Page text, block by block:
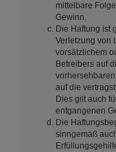
mittelbare
Gewinn.
Die Haftung ist
Verletzung von
vorsätzlichem
Betreibers auf
auf die
Dies gilt auch
entgangenen
Die
sinngemäß